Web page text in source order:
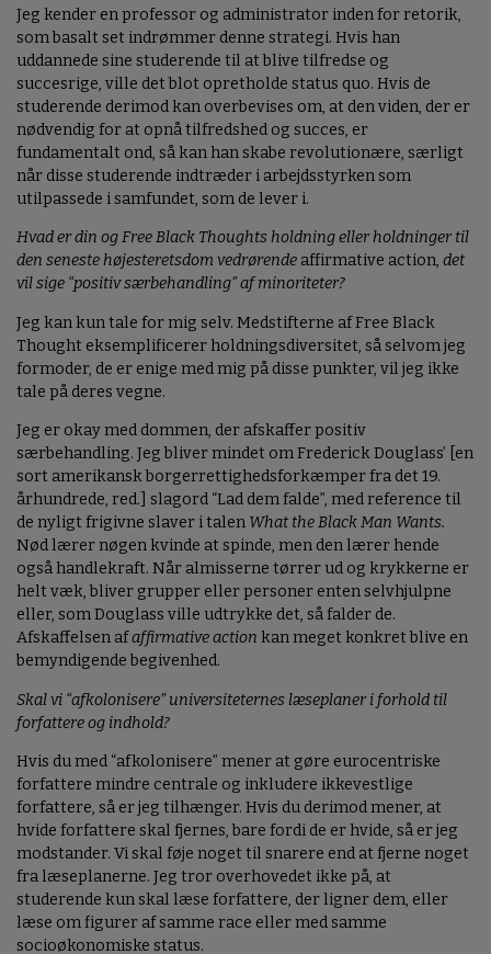
Jeg kender en professor og administrator inden for retorik,
som basalt set indrømmer denne strategi. Hvis han
uddannede sine studerende til at blive tilfredse og
succesrige, ville det blot opretholde status quo. Hvis de
studerende derimod kan overbevises om, at den viden, der er
nødvendig for at opnå tilfredshed og succes, er
fundamentalt ond, så kan han skabe revolutionære, særligt
når disse studerende indtræder i arbejdsstyrken som
utilpassede i samfundet, som de lever i.
Hvad er din og Free Black Thoughts holdning eller holdninger til
den seneste højesteretsdom vedrørende affirmative action, det
vil sige “positiv særbehandling” af minoriteter?
Jeg kan kun tale for mig selv. Medstifterne af Free Black
Thought eksemplificerer holdningsdiversitet, så selvom jeg
formoder, de er enige med mig på disse punkter, vil jeg ikke
tale på deres vegne.
Jeg er okay med dommen, der afskaffer positiv
særbehandling. Jeg bliver mindet om Frederick Douglass’ [en
sort amerikansk borgerrettighedsforkæmper fra det 19.
århundrede, red.] slagord “Lad dem falde”, med reference til
de nyligt frigivne slaver i talen What the Black Man Wants.
Nød lærer nøgen kvinde at spinde, men den lærer hende
også handlekraft. Når almisserne tørrer ud og krykkerne er
helt væk, bliver grupper eller personer enten selvhjulpne
eller, som Douglass ville udtrykke det, så falder de.
Afskaffelsen afaffirmative action kan meget konkret blive en
bemyndigende begivenhed.
Skal vi “afkolonisere” universiteternes læseplaner i forhold til
forfattere og indhold?
Hvis du med “afkolonisere” mener at gøre eurocentriske
forfattere mindre centrale og inkludere ikkevestlige
forfattere, så er jeg tilhænger. Hvis du derimod mener, at
hvide forfattere skal fjernes, bare fordi de er hvide, så er jeg
modstander. Vi skal føje noget til snarere end at fjerne noget
fra læseplanerne. Jeg tror overhovedet ikke på, at
studerende kun skal læse forfattere, der ligner dem, eller
læse om figurer af samme race eller med samme
socioøkonomiske status.